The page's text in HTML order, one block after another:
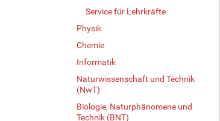
Service für Lehrkräfte
Physik
Chemie
Informatik
Naturwissenschaft und Technik
(NwT)
Biologie, Naturphänomene und
Technik (BNT)